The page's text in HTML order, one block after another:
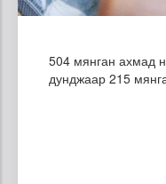
504 мянган ахмад
дунджаар 215